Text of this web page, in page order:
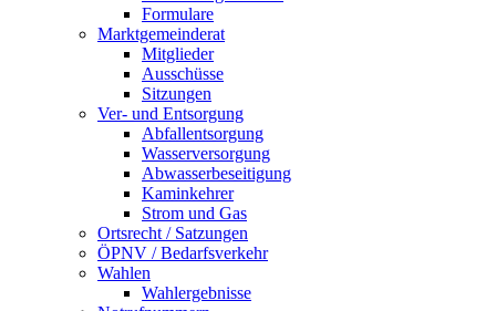
Formulare
Marktgemeinderat
Mitglieder
Ausschüsse
Sitzungen
Ver- und Entsorgung
Abfallentsorgung
Wasserversorgung
Abwasserbeseitigung
Kaminkehrer
Strom und Gas
Ortsrecht / Satzungen
ÖPNV / Bedarfsverkehr
Wahlen
Wahlergebnisse